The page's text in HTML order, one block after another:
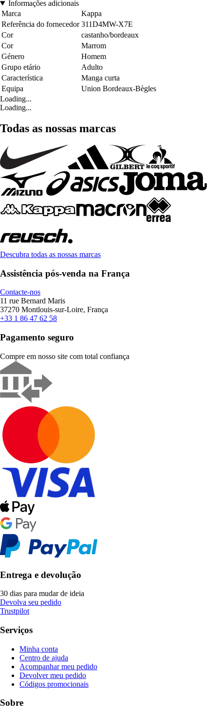
Informações adicionais
Marca
Kappa
Referência do fornecedor 311D4MW-X7E
Cor
castanho/bordeaux
Cor
Marrom
Género
Homem
Grupo etário
Adulto
Característica
Manga curta
Equipa
Union Bordeaux-Bègles
Loading...
Loading...
Todas as nossas marcas
Descubra todas as nossas marcas
Assistência pós-venda na França
Contacte-nos
11 rue Bernard Maris
37270 Montlouis-sur-Loire, França
+33 1 86 47 62 58
Pagamento seguro
Compre em nosso site com total confiança
Entrega e devolução
30 dias para mudar de ideia
Devolva seu pedido
Trustpilot
Serviços
Minha conta
Centro de ajuda
Acompanhar meu pedido
Devolver meu pedido
Códigos promocionais
Sobre